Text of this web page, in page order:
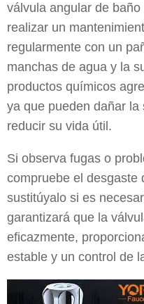
válvula angular de
realizar un
regularmente con un
manchas de agua y la
productos químicos
ya que pueden dañar
reducir su vida útil.
Si observa fugas o
compruebe el desgaste
sustitúyalo si es
garantizará que la
eficazmente,
estable y un control de